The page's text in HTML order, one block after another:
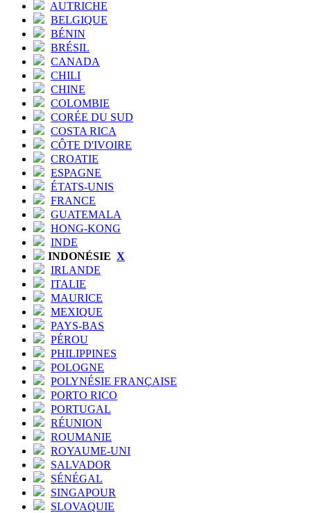
AUTRICHE
BELGIQUE
BÉNIN
BRÉSIL
CANADA
CHILI
CHINE
COLOMBIE
CORÉE DU SUD
COSTA RICA
CÔTE D'IVOIRE
CROATIE
ESPAGNE
ÉTATS-UNIS
FRANCE
GUATEMALA
HONG-KONG
INDE
INDONÉSIE X
IRLANDE
ITALIE
MAURICE
MEXIQUE
PAYS-BAS
PÉROU
PHILIPPINES
POLOGNE
POLYNÉSIE FRANÇAISE
PORTO RICO
PORTUGAL
RÉUNION
ROUMANIE
ROYAUME-UNI
SALVADOR
SÉNÉGAL
SINGAPOUR
SLOVAQUIE